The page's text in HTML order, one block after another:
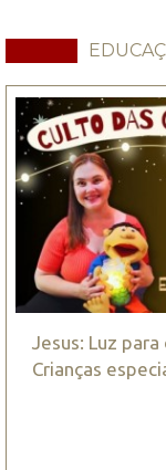
Jesus: Luz
Crianças